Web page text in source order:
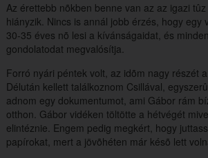
Az érettebb nõkben benne van az az igazi
hiányzik. Nincs is annál jobb érzés, hogy egy
30-35 éves nõ lesi a kívánságaidat, és
gondolatodat megvalósítja.
Forró nyári péntek volt, az idõm nagy részét
Délután kellett találkoznom Csillával,
adnom egy dokumentumot, ami Gábor rám
otthon. Gábor vidéken töltötte a hétvégét
elintéznie. Engem pedig megkért, hogy
papírokat, mert a jövõhéten már késõ lett